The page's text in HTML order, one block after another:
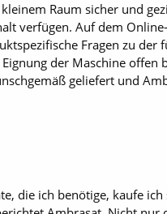
Raum sicher und
verfügen. Auf dem
Fragen zu der
der Maschine offen
geliefert und
die ich benötige, kaufe